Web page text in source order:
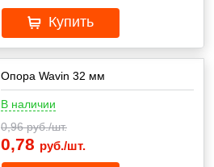
Купить
Опора Wavin 32 мм
В наличии
0,96руб./шт.
0,78 руб./шт.